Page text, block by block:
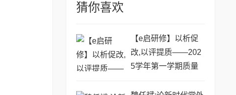
猜你喜欢
【e启研修】以析促
改,以评提质——202
5学年第一学期质量